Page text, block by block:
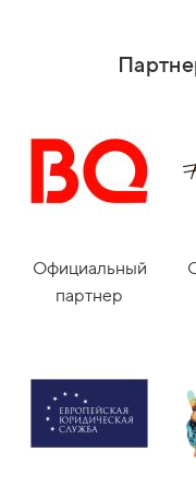
Официальный
партнер